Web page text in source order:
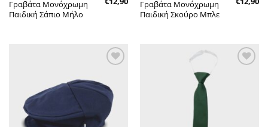
Γραβάτα Μονόχρωμη
Παιδική Σάπιο Μήλο
Γραβάτα Μονόχρωμη
Παιδική Σκούρο Μπλε
στην λίστα
επιθυμητών